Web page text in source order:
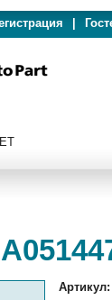
Артикул: